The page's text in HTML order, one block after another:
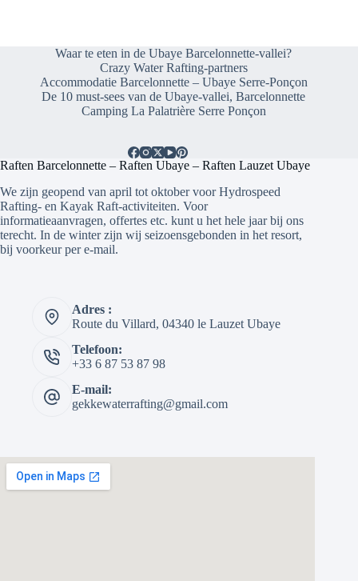
Waar te eten in de Ubaye Barcelonnette-vallei?
Crazy Water Rafting-partners
Accommodatie Barcelonnette – Ubaye Serre-Ponçon
De 10 must-sees van de Ubaye-vallei, Barcelonnette
Camping La Palatrière Serre Ponçon
Raften Barcelonnette – Raften Ubaye – Raften Lauzet Ubaye
We zijn geopend van april tot oktober voor Hydrospeed
Rafting- en Kayak Raft-activiteiten. Voor
informatieaanvragen, offertes etc. kunt u het hele jaar bij ons
terecht. In de winter zijn wij seizoensgebonden in het resort,
bij voorkeur per e-mail.
Adres :
Route du Villard, 04340 le Lauzet Ubaye
Telefoon:
+33 6 87 53 87 98
E-mail:
gekkewaterrafting@gmail.com